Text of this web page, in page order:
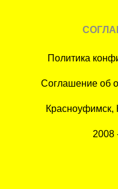
Политика
Соглашение об
2008